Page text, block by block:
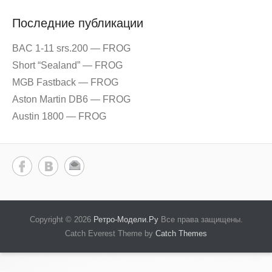
Последние публикации
BAC 1-11 srs.200 — FROG
Short “Sealand” — FROG
MGB Fastback — FROG
Aston Martin DB6 — FROG
Austin 1800 — FROG
Copyright © 2026 Ретро-Модели.РуВсе права защищены.
Catch Everest Theme by Catch Themes